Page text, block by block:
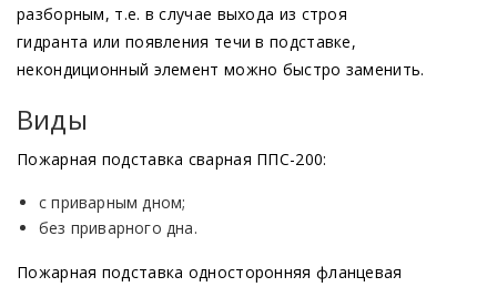
разборным, т.е. в случае выхода из строя
гидранта или появления течи в подставке,
некондиционный элемент можно быстро заменить.
Виды
Пожарная подставка сварная ППС-200:
с приварным дном;
без приварного дна.
Пожарная подставка односторонняя фланцевая